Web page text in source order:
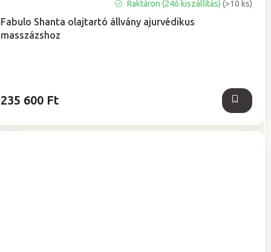
Fabulo Shanta olajtartó állvány ajurvédikus
masszázshoz
Raktáron (24ó kiszállítás) (>10 ks)
235 600 Ft